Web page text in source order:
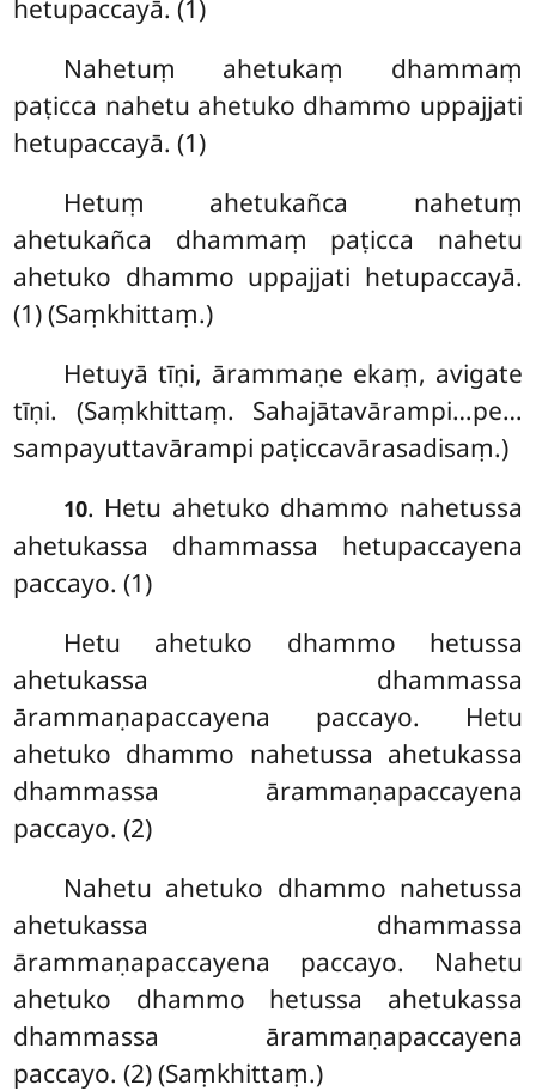
hetupaccayā. (1)
Nahetuṃ ahetukaṃ dhammaṃ
paṭicca nahetu ahetuko dhammo uppajjati
hetupaccayā. (1)
Hetuṃ ahetukañca nahetuṃ
ahetukañca dhammaṃ paṭicca nahetu
ahetuko dhammo uppajjati hetupaccayā.
(1) (Saṃkhittaṃ.)
Hetuyā tīṇi, ārammaṇe ekaṃ, avigate
tīṇi. (Saṃkhittaṃ. Sahajātavārampi…pe…
sampayuttavārampi paṭiccavārasadisaṃ.)
10. Hetu ahetuko dhammo nahetussa
ahetukassa dhammassa hetupaccayena
paccayo. (1)
Hetu ahetuko dhammo hetussa
ahetukassa dhammassa
ārammaṇapaccayena paccayo. Hetu
ahetuko dhammo nahetussa ahetukassa
dhammassa ārammaṇapaccayena
paccayo. (2)
Nahetu ahetuko dhammo nahetussa
ahetukassa dhammassa
ārammaṇapaccayena paccayo. Nahetu
ahetuko dhammo hetussa ahetukassa
dhammassa ārammaṇapaccayena
paccayo. (2) (Saṃkhittaṃ.)